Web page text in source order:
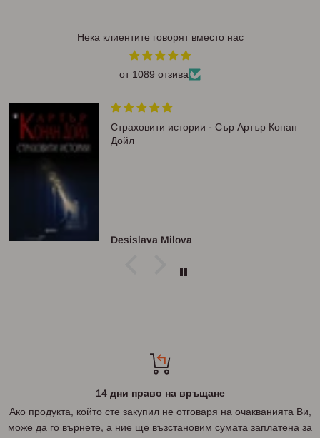
Нека клиентите говорят вместо нас
от 1089 отзива
Страховити истории - Сър Артър Конан
Дойл
Desislava Milova
14 дни право на връщане
Ако продукта, който сте закупил не отговаря на очакванията Ви,
може да го върнете, а ние ще възстановим сумата заплатена за